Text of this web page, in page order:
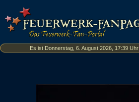
Es ist Donnerstag, 6. August 2026, 17:39 Uhr